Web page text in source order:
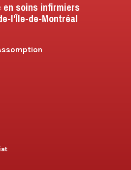
en soins infirmiers
l'Île-de-Montréal